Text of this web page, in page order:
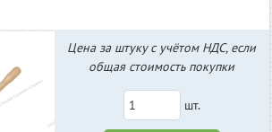
Цена за штуку с учётом НДС, если
общая стоимость покупки
шт.